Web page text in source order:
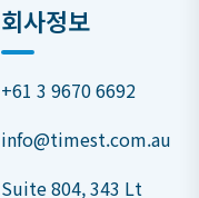
회사정보
+61 3 9670 6692
info@timest.com.au
Suite 804, 343 Lt